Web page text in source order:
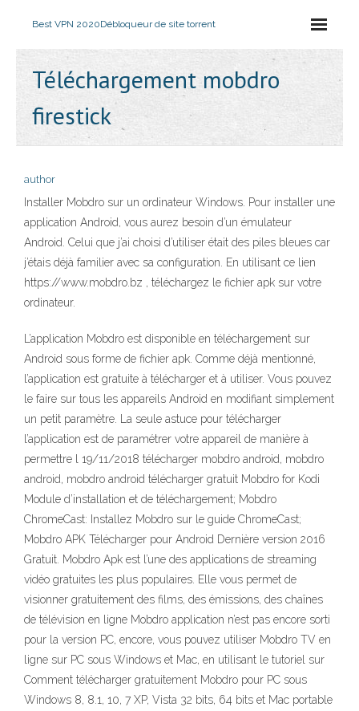
Best VPN 2020Débloqueur de site torrent
Téléchargement mobdro
firestick
author
Installer Mobdro sur un ordinateur Windows. Pour installer une
application Android, vous aurez besoin d’un émulateur
Android. Celui que j’ai choisi d’utiliser était des piles bleues car
j’étais déjà familier avec sa configuration. En utilisant ce lien
https://www.mobdro.bz , téléchargez le fichier apk sur votre
ordinateur.
L’application Mobdro est disponible en téléchargement sur
Android sous forme de fichier apk. Comme déjà mentionné,
l’application est gratuite à télécharger et à utiliser. Vous pouvez
le faire sur tous les appareils Android en modifiant simplement
un petit paramètre. La seule astuce pour télécharger
l’application est de paramétrer votre appareil de manière à
permettre l 19/11/2018 télécharger mobdro android, mobdro
android, mobdro android télécharger gratuit Mobdro for Kodi
Module d’installation et de téléchargement; Mobdro
ChromeCast: Installez Mobdro sur le guide ChromeCast;
Mobdro APK Télécharger pour Android Dernière version 2016
Gratuit. Mobdro Apk est l’une des applications de streaming
vidéo gratuites les plus populaires. Elle vous permet de
visionner gratuitement des films, des émissions, des chaînes
de télévision en ligne Mobdro application n’est pas encore sorti
pour la version PC, encore, vous pouvez utiliser Mobdro TV en
ligne sur PC sous Windows et Mac, en utilisant le tutoriel sur
Comment télécharger gratuitement Mobdro pour PC sous
Windows 8, 8.1, 10, 7 XP, Vista 32 bits, 64 bits et Mac portable